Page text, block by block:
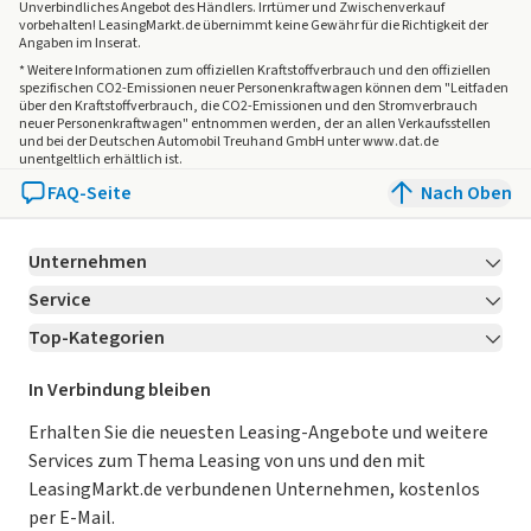
Unverbindliches Angebot desHändlers. Irrtümer und Zwischenverkauf
vorbehalten! LeasingMarkt.de übernimmt keine Gewähr für die Richtigkeit der
Angaben im Inserat.
* Weitere Informationen zum offiziellen Kraftstoffverbrauch und den offiziellen
spezifischen CO2-Emissionen neuer Personenkraftwagen können dem "Leitfaden
über den Kraftstoffverbrauch, die CO2-Emissionen und den Stromverbrauch
neuer Personenkraftwagen" entnommen werden, der an allen Verkaufsstellen
und bei der Deutschen Automobil Treuhand GmbH unter www.dat.de
unentgeltlich erhältlich ist.
FAQ-Seite Nach Oben
Unternehmen
Über LeasingMarkt.de
Karriere Jetzt bewerben!
Für Händler
Kooperation mit AutoScout24
AGB
Datenschutz
Service
Kontakt
Ratgeber
Magazin
Datenschutz-Einstellungen
So funktioniert’s
Top-Kategorien
Leasing Deals
Gebrauchtwagen Leasing
Leasing ohne Anzahlung
E-Auto Leasing
In Verbindung bleiben
Erhalten Sie die neuesten Leasing-Angebote und weitere
Services zum Thema Leasing von uns und den mit
LeasingMarkt.de verbundenen Unternehmen, kostenlos
per E-Mail.